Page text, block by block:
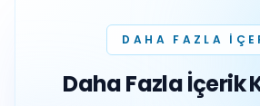
DAHA FAZLA
Daha Fazla İçerik